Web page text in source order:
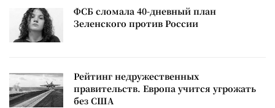
ФСБ сломала 40-дневный план
Зеленского против России
Рейтинг недружественных
правительств. Европа учится угрожать
без США